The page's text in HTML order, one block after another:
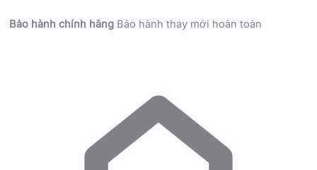
Bảo hành chính hãng Bảo hành thay mới hoàn toàn